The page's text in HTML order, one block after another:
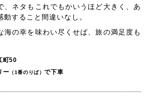
、ネタもこれでもかいうほど大きく、あ
動すること間違いなし。
海の幸を味わい尽くせば、旅の満足度も
町50
ー （1番のりば）で下車